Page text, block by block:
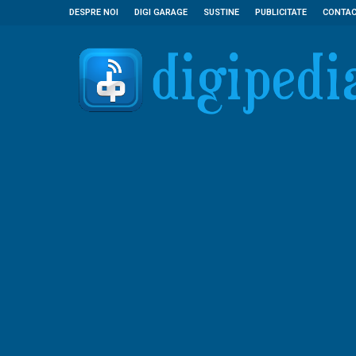
DESPRE NOI DIGI GARAGE SUSTINE PUBLICITATE